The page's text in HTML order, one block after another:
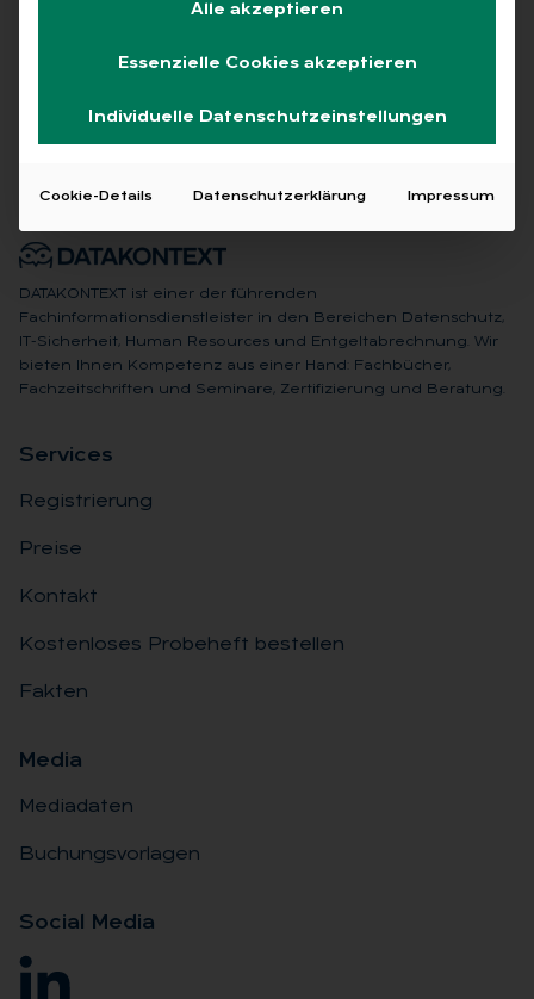
Keine Beiträge gefunden
DATAKONTEXT ist einer der führenden
Fachinformationsdienstleister in den Bereichen Datenschutz,
IT-Sicherheit, Human Resources und Entgeltabrechnung. Wir
bieten Ihnen Kompetenz aus einer Hand: Fachbücher,
Fachzeitschriften und Seminare, Zertifizierung und Beratung.
Ser­vices
Registrierung
Preise
Kontakt
Kostenloses Probeheft bestellen
Fakten
Me­dia
Mediadaten
Buchungsvorlagen
So­ci­al Me­dia
Alle akzeptieren
Essenzielle Cookies akzeptieren
Individuelle Datenschutzeinstellungen
Cookie-Details Datenschutzerklärung Impressum